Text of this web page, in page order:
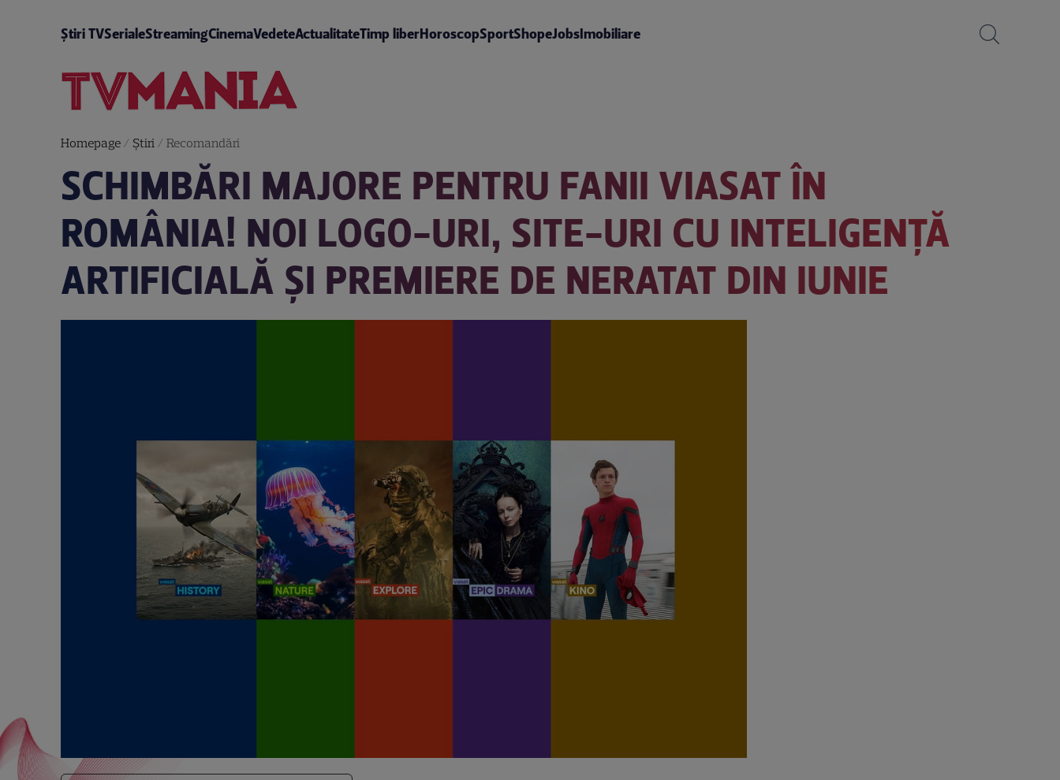
Știri TVSerialeStreamingCinemaVedeteActualitateTimp liberHoroscopSportShopeJobsImobiliare
Homepage/ Știri/ Recomandări
SCHIMBĂRI MAJORE PENTRU FANII VIASAT ÎN
ROMÂNIA! NOI LOGO-URI, SITE-URI CU INTELIGENȚĂ
ARTIFICIALĂ ȘI PREMIERE DE NERATAT DIN IUNIE